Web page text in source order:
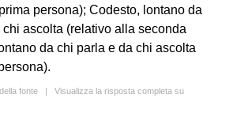
persona); Codesto, lontano da
ascolta (relativo alla seconda
da chi parla e da chi ascolta
fonte | Visualizza la risposta completa su